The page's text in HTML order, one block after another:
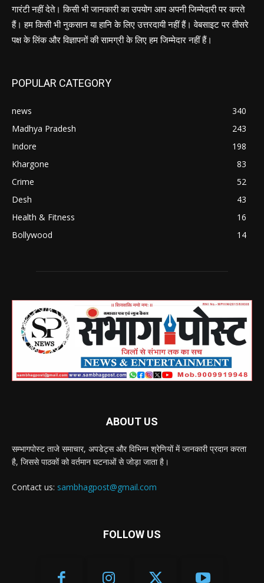
गारंटी नहीं देते। किसी भी जानकारी का उपयोग आप अपनी जिम्मेदारी पर करते
हैं। हम किसी भी नुकसान या हानि के लिए उत्तरदायी नहीं हैं। वेबसाइट पर तीसरे
पक्ष के लिंक और विज्ञापनों की सामग्री के लिए हम जिम्मेदार नहीं हैं।
POPULAR CATEGORY
news
340
Madhya Pradesh
243
Indore
198
Khargone
83
Crime
52
Desh
43
Health & Fitness
16
Bollywood
14
ABOUT US
सम्भागपोस्ट ताजे समाचार, अपडेट्स और विभिन्न श्रेणियों में जानकारी प्रदान करता
है, जिससे पाठकों को वर्तमान घटनाओं से जोड़ा जाता है।
Contact us: sambhagpost@gmail.com
FOLLOW US